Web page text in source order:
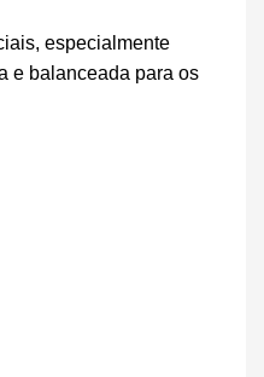
especialmente
e balanceada para os